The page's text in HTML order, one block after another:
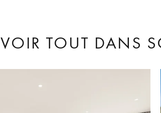
VOIR TOUT DANS